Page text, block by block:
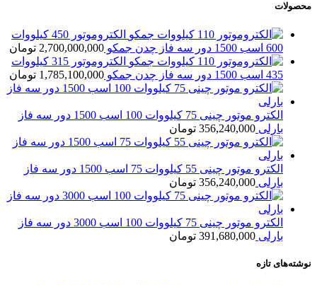
محصولات
الکتروموتور 450 کیلووات
600 اسب 1500 دور سه فاز چدن جمکو
2,700,000,000 تومان
الکتروموتور 315 کیلووات
435 اسب 1500 دور سه فاز چدن جمکو
1,785,100,000 تومان
الکترو موتور چینی 75 کیلووات 100 اسب 1500 دور سه فاز
بارلی 356,240,000 تومان
الکترو موتور چینی 55 کیلووات 75 اسب 1500 دور سه فاز
بارلی 356,240,000 تومان
الکترو موتور چینی 75 کیلووات 100 اسب 3000 دور سه فاز
بارلی 391,680,000 تومان
نوشته‌های تازه